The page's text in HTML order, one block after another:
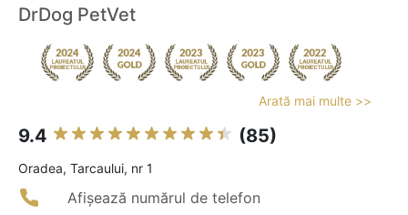
DrDog PetVet
Arată mai multe >>
9.4 (85)
Oradea, Tarcaului, nr 1
Afișează numărul de telefon